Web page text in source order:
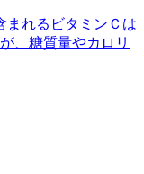
まれるビタミンＣは
、糖質量やカロリ